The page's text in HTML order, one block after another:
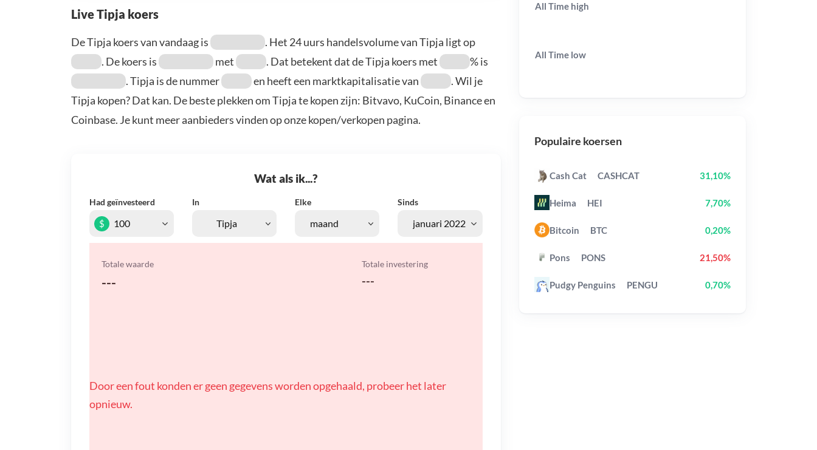
Live Tipja koers
De Tipja koers van vandaag is
. Het 24 uurs handelsvolume van Tipja ligt op
. De koers is
met . Dat betekent dat de Tipja koers met
% is
. Tipja is de nummer
en heeft een marktkapitalisatie van
. Wil je
Tipja kopen? Dat kan. De beste plekken om Tipja te kopen zijn: Bitvavo, KuCoin, Binance en
Coinbase. Je kunt meer aanbieders vinden op onze kopen/verkopen pagina.
Wat als ik...?
Had geïnvesteerd In Elke Sinds
$
Totale waarde
---
Totale investering
---
Door een fout konden er geen gegevens worden opgehaald, probeer het later
opnieuw.
All Time high
All Time low
Populaire koersen
Cash Cat CASHCAT 31,10%
Heima HEI 7,70%
Bitcoin BTC 0,20%
Pons PONS 21,50%
Pudgy Penguins PENGU 0,70%